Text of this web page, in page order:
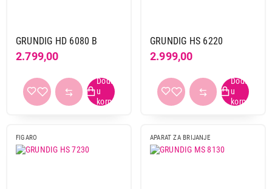
GRUNDIG HD 6080 B
2.799,00
GRUNDIG HS 6220
2.999,00
FIGARO APARAT ZA BRIJANJE